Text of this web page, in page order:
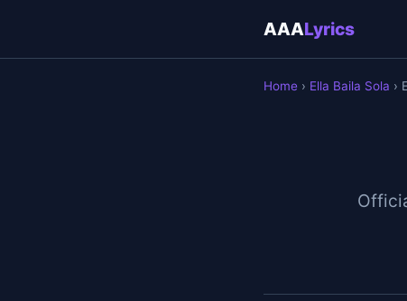
AAALyrics
Home › Ella Baila Sola ›